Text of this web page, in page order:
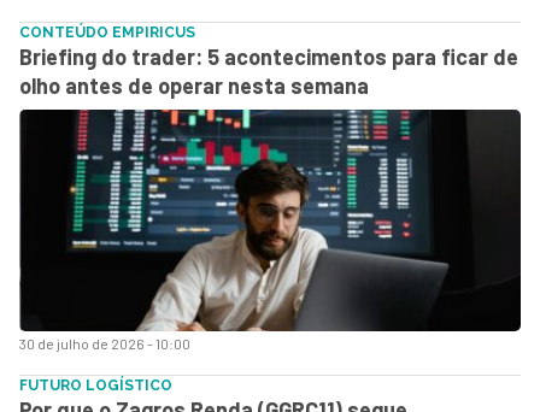
30 de julho de 2026 - 10:00
CONTEÚDO EMPIRICUS
Briefing do trader: 5 acontecimentos para ficar de
olho antes de operar nesta semana
FUTURO LOGÍSTICO